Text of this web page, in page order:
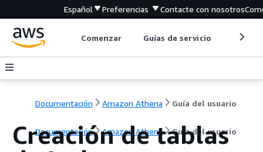
Español Preferencias Contacte con nosotros
Comenzar Guías de servicio
Documentación Amazon Athena Guía del usuario
Documentación Amazon Athena Guía del usuario
Creación de tablas